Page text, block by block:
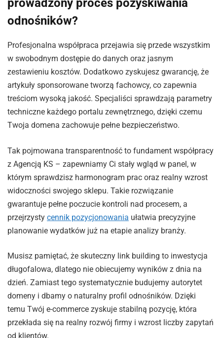
prowadzony proces pozyskiwania
odnośników?
Profesjonalna współpraca przejawia się przede wszystkim
w swobodnym dostępie do danych oraz jasnym
zestawieniu kosztów. Dodatkowo zyskujesz gwarancję, że
artykuły sponsorowane tworzą fachowcy, co zapewnia
treściom wysoką jakość. Specjaliści sprawdzają parametry
techniczne każdego portalu zewnętrznego, dzięki czemu
Twoja domena zachowuje pełne bezpieczeństwo.
Tak pojmowana transparentność to fundament współpracy
z Agencją KS – zapewniamy Ci stały wgląd w panel, w
którym sprawdzisz harmonogram prac oraz realny wzrost
widoczności swojego sklepu. Takie rozwiązanie
gwarantuje pełne poczucie kontroli nad procesem, a
przejrzysty cennik pozycjonowania ułatwia precyzyjne
planowanie wydatków już na etapie analizy branży.
Musisz pamiętać, że skuteczny link building to inwestycja
długofalowa, dlatego nie obiecujemy wyników z dnia na
dzień. Zamiast tego systematycznie budujemy autorytet
domeny i dbamy o naturalny profil odnośników. Dzięki
temu Twój e-commerce zyskuje stabilną pozycję, która
przekłada się na realny rozwój firmy i wzrost liczby zapytań
od klientów.